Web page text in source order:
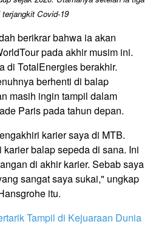
Covid-19
berikrar bahwa ia akan
pada akhir musim ini.
di TotalEnergies berakhir.
berhenti di balap
masih ingin tampil dalam
Paris pada tahun depan.
karier saya di MTB.
balap sepeda di sana. Ini
di akhir karier. Sebab saya
sangat saya sukai," ungkap
itu.
Tampil di Kejuaraan Dunia